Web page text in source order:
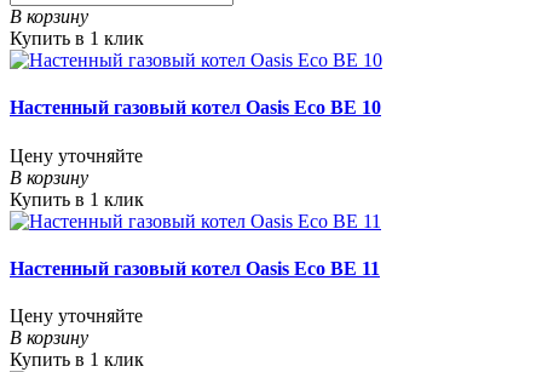
В корзину
Купить в 1 клик
Настенный газовый котел Oasis Eco BE 10
Цену уточняйте
В корзину
Купить в 1 клик
Настенный газовый котел Oasis Eco BE 11
Цену уточняйте
В корзину
Купить в 1 клик